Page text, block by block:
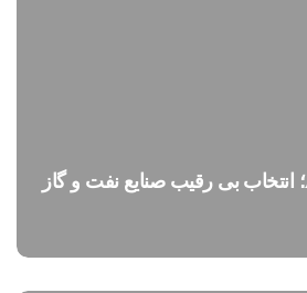
ASTM A516 Gr.70؛ انتخاب بی رقیب صنایع نفت و گاز